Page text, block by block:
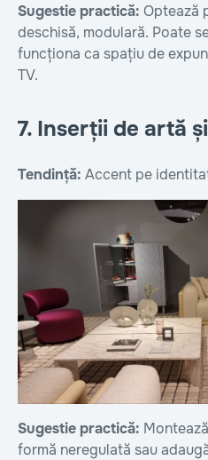
Sugestie practică: Optează
deschisă, modulară. Poate
funcționa ca spațiu de
TV.
7. Inserții de artă
Tendință: Accent pe
Sugestie practică:
formă neregulată sau